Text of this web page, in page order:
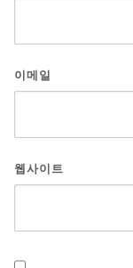
이메일
웹사이트